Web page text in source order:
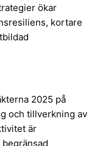
ökar
kortare
2025 på
och tillverkning av
är